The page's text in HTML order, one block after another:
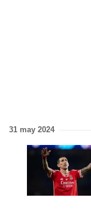
31 may 2024